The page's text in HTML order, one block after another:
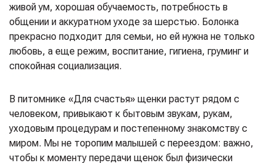
живой ум, хорошая обучаемость, потребность в
общении и аккуратном уходе за шерстью. Болонка
прекрасно подходит для семьи, но ей нужна не только
любовь, а еще режим, воспитание, гигиена, груминг и
спокойная социализация.
В питомнике «Для счастья» щенки растут рядом с
человеком, привыкают к бытовым звукам, рукам,
уходовым процедурам и постепенному знакомству с
миром. Мы не торопим малышей с переездом: важно,
чтобы к моменту передачи щенок был физически